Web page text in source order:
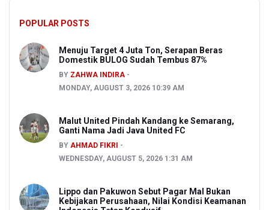
POPULAR POSTS
Menuju Target 4 Juta Ton, Serapan Beras
Domestik BULOG Sudah Tembus 87%
BY ZAHWA INDIRA
MONDAY, AUGUST 3, 2026 10:39 AM
Malut United Pindah Kandang ke Semarang,
Ganti Nama Jadi Java United FC
BY AHMAD FIKRI
WEDNESDAY, AUGUST 5, 2026 1:31 AM
Lippo dan Pakuwon Sebut Pagar Mal Bukan
Kebijakan Perusahaan, Nilai Kondisi Keamanan